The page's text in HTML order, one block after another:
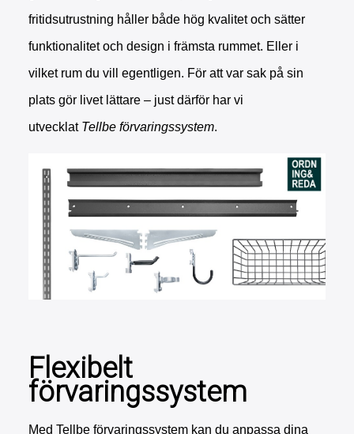
fritidsutrustning håller både hög kvalitet och sätter
funktionalitet och design i främsta rummet. Eller i
vilket rum du vill egentligen. För att var sak på sin
plats gör livet lättare – just därför har vi
utvecklat Tellbe förvaringssystem.
Flexibelt
förvaringssystem
Med Tellbe förvaringssystem kan du anpassa dina